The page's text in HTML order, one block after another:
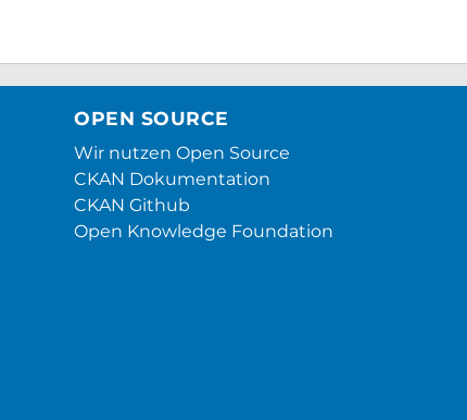
OPEN SOURCE
Wir nutzen Open Source
CKAN Dokumentation
CKAN Github
Open Knowledge Foundation